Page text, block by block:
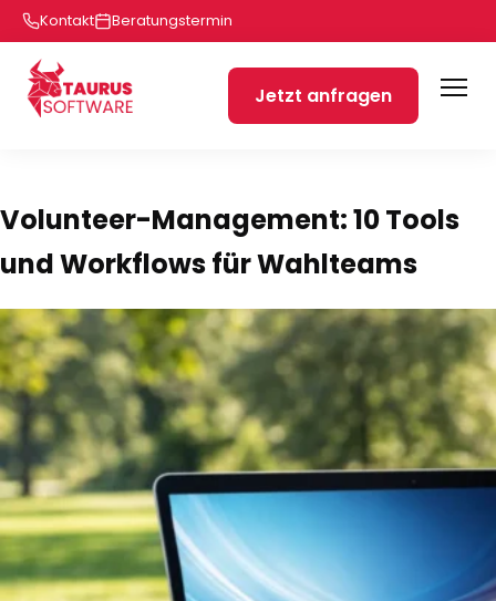
Kontakt Beratungstermin
Jetzt anfragen
Volunteer-Management: 10 Tools
und Workflows für Wahlteams